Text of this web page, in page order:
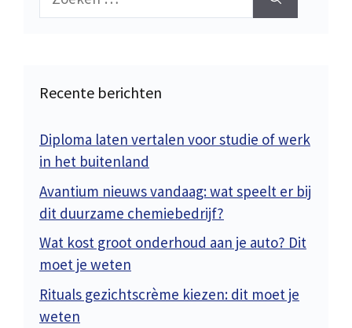
Recente berichten
Diploma laten vertalen voor studie of werk
in het buitenland
Avantium nieuws vandaag: wat speelt er bij
dit duurzame chemiebedrijf?
Wat kost groot onderhoud aan je auto? Dit
moet je weten
Rituals gezichtscrème kiezen: dit moet je
weten